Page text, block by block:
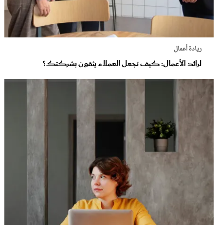
ريادة أعمال
لرائد الأعمال: كيف تجعل العملاء يثقون بشركتك؟